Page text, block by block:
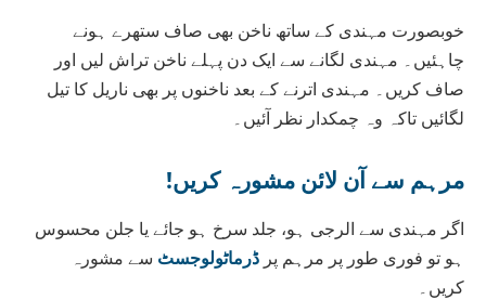
خوبصورت مہندی کے ساتھ ناخن بھی صاف ستھرے ہونے
چاہئیں۔ مہندی لگانے سے ایک دن پہلے ناخن تراش لیں اور
صاف کریں۔ مہندی اترنے کے بعد ناخنوں پر بھی ناریل کا تیل
لگائیں تاکہ وہ چمکدار نظر آئیں۔
مرہم سے آن لائن مشورہ کریں!
اگر مہندی سے الرجی ہو، جلد سرخ ہو جائے یا جلن محسوس
ہو تو فوری طور پر مرہم پر ڈرماٹولوجسٹ سے مشورہ
کریں۔